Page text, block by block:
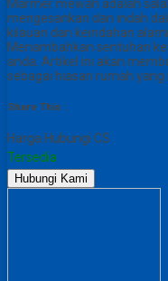
Marmer mewah adalah
mengesankan dan indah
kilauan dan keindahan
Menambahkan sentuhan
anda. Artikel ini akan
sebagai hiasan rumah
Share This :
Harga Hubungi CS
Tersedia
Hubungi Kami